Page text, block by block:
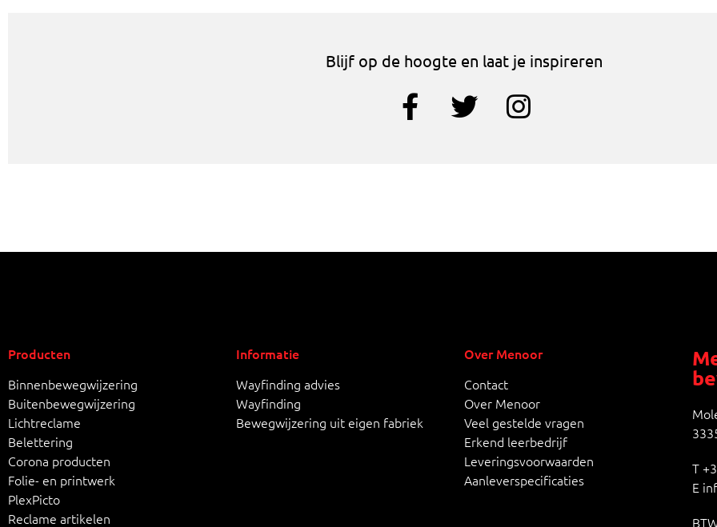
Blijf op de hoogte en laat je inspireren
Producten
Binnenbewegwijzering
Buitenbewegwijzering
Lichtreclame
Belettering
Corona producten
Folie- en printwerk
PlexPicto
Reclame artikelen
Informatie
Wayfinding advies
Wayfinding
Bewegwijzering uit eigen fabriek
Over Menoor
Contact
Over Menoor
Veel gestelde vragen
Erkend leerbedrijf
Leveringsvoorwaarden
Aanleverspecificaties
T
E